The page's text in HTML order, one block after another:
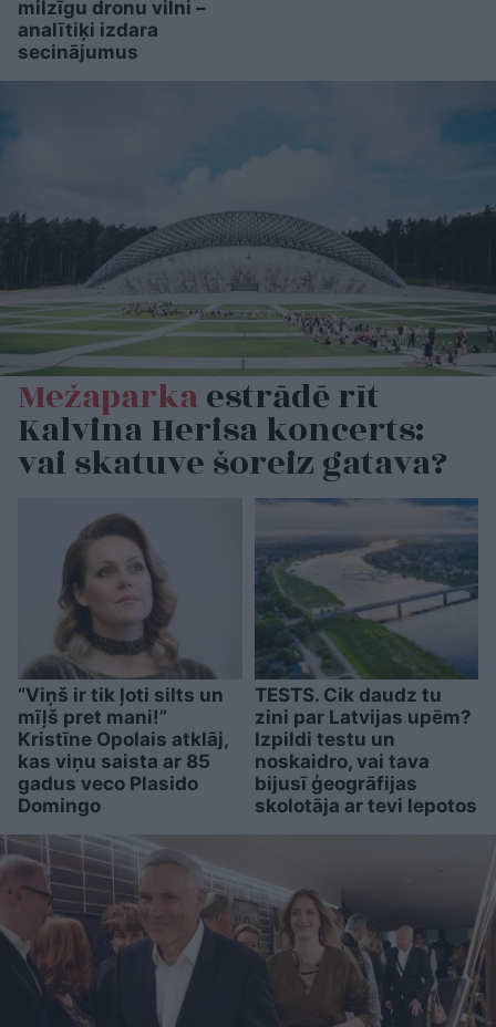
milzīgu dronu vilni –
analītiķi izdara
secinājumus
Mežaparkaestrādē rīt
Kalvina Herisa koncerts:
vai skatuve šoreiz gatava?
“Viņš ir tik ļoti silts un
mīļš pret mani!”
Kristīne Opolais atklāj,
kas viņu saista ar 85
gadus veco Plasido
Domingo
TESTS. Cik daudz tu
zini par Latvijas upēm?
Izpildi testu un
noskaidro, vai tava
bijusī ģeogrāfijas
skolotāja ar tevi lepotos